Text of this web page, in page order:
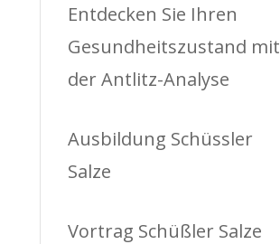
Entdecken Sie Ihren
Gesundheitszustand mit
der Antlitz-Analyse
Ausbildung Schüssler
Salze
Vortrag Schüßler Salze